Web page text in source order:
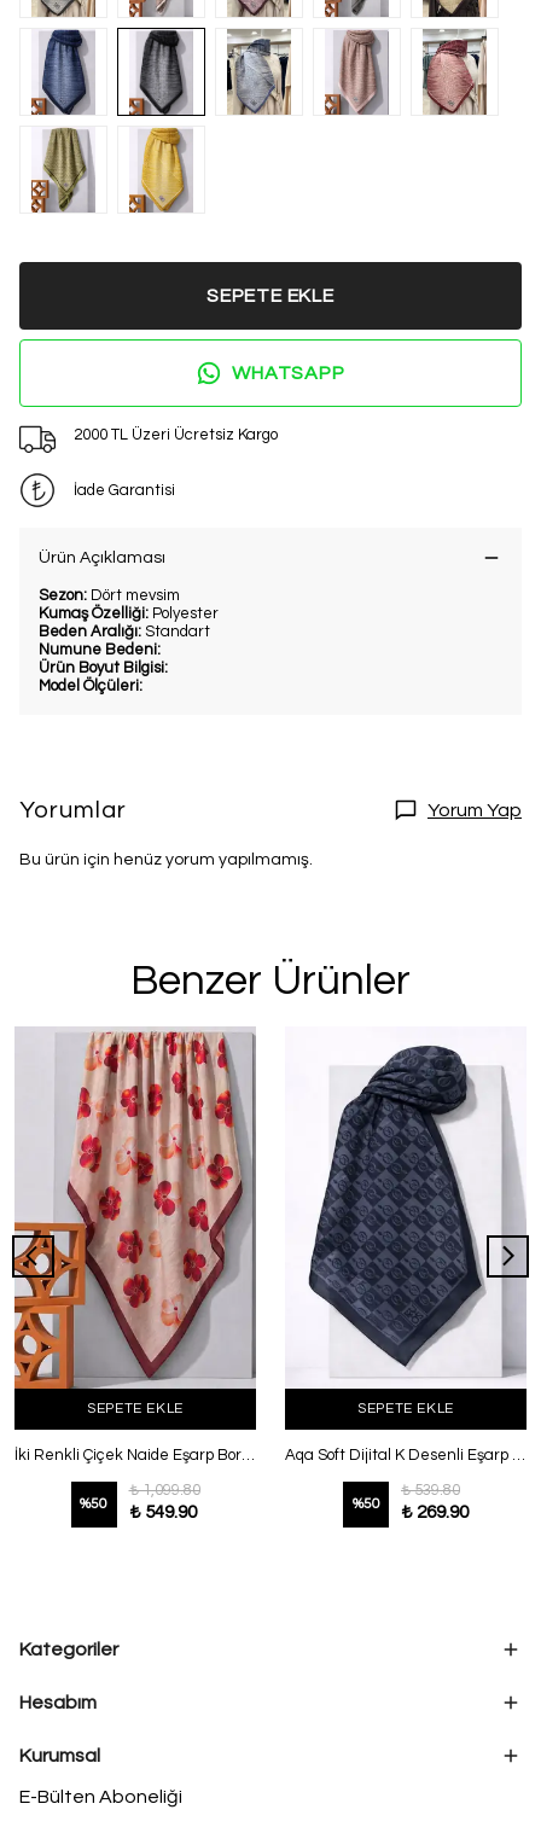
SEPETE EKLE
WHATSAPP
2000 TL Üzeri Ücretsiz Kargo
İade Garantisi
Ürün Açıklaması
Sezon: Dört mevsim
Kumaş Özelliği: Polyester
Beden Aralığı: Standart
Numune Bedeni:
Ürün Boyut Bilgisi:
Model Ölçüleri:
Yorumlar Yorum Yap
Bu ürün için henüz yorum yapılmamış.
Benzer Ürünler
SEPETE EKLE
İki Renkli Çiçek Naide Eşarp Bordo
%50
₺ 1,099.80
₺ 549.90
SEPETE EKLE
Aqa Soft Dijital K Desenli Eşarp Siyah
%50
₺ 539.80
₺ 269.90
Kategoriler
Hesabım
Kurumsal
E-Bülten Aboneliği